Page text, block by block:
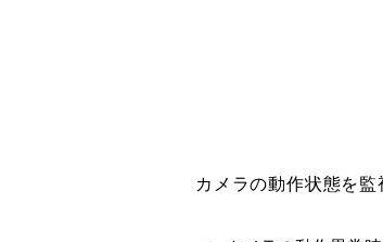
カメラの動作状態を監